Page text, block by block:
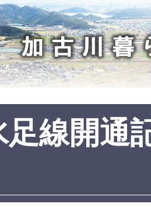
足線開通